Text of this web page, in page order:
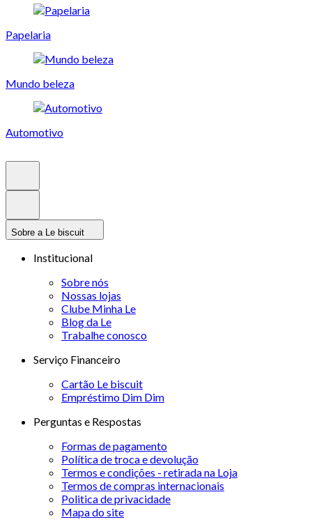
Papelaria
Mundo beleza
Automotivo
Sobre a Le biscuit
Institucional
Sobre nós
Nossas lojas
Clube Minha Le
Blog da Le
Trabalhe conosco
Serviço Financeiro
Cartão Le biscuit
Empréstimo Dim Dim
Perguntas e Respostas
Formas de pagamento
Política de troca e devolução
Termos e condições - retirada na Loja
Termos de compras internacionais
Politica de privacidade
Mapa do site